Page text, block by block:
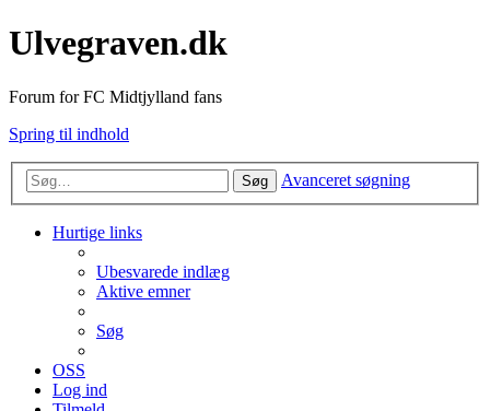
Ulvegraven.dk
Forum for FC Midtjylland fans
Spring til indhold
Søg Avanceret søgning
Hurtige links
Ubesvarede indlæg
Aktive emner
Søg
OSS
Log ind